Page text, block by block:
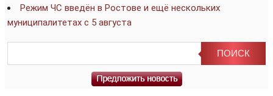
Режим ЧС введён в Ростове и ещё нескольких
муниципалитетах с 5 августа